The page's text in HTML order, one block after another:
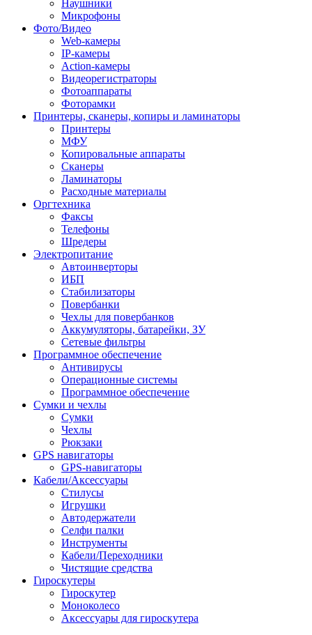
Наушники
Микрофоны
Фото/Видео
Web-камеры
IP-камеры
Action-камеры
Видеорегистраторы
Фотоаппараты
Фоторамки
Принтеры, сканеры, копиры и ламинаторы
Принтеры
МФУ
Копировальные аппараты
Сканеры
Ламинаторы
Расходные материалы
Оргтехника
Факсы
Телефоны
Шредеры
Электропитание
Автоинверторы
ИБП
Стабилизаторы
Повербанки
Чехлы для повербанков
Аккумуляторы, батарейки, ЗУ
Сетевые фильтры
Программное обеспечение
Антивирусы
Операционные системы
Программное обеспечение
Сумки и чехлы
Сумки
Чехлы
Рюкзаки
GPS навигаторы
GPS-навигаторы
Кабели/Аксессуары
Стилусы
Игрушки
Автодержатели
Селфи палки
Инструменты
Кабели/Переходники
Чистящие средства
Гироскутеры
Гироскутер
Моноколесо
Аксессуары для гироскутера